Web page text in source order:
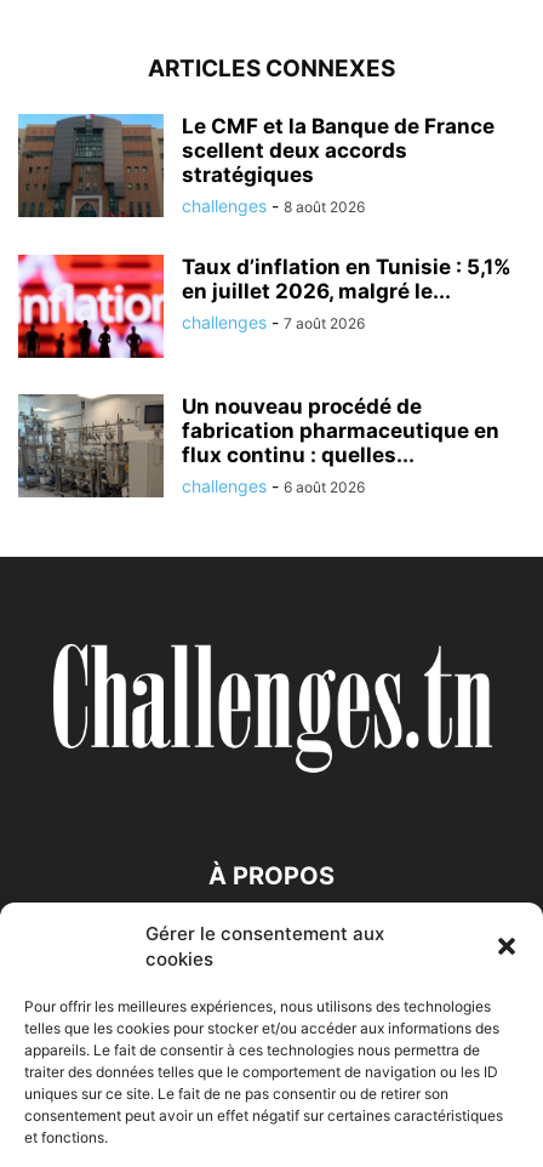
Gérer le consentement aux
cookies
Pour offrir les meilleures expériences, nous utilisons des technologies
telles que les cookies pour stocker et/ou accéder aux informations des
appareils. Le fait de consentir à ces technologies nous permettra de
traiter des données telles que le comportement de navigation ou les ID
uniques sur ce site. Le fait de ne pas consentir ou de retirer son
consentement peut avoir un effet négatif sur certaines caractéristiques
et fonctions.
ARTICLES CONNEXES
Le CMF et la Banque de France
scellent deux accords
stratégiques
challenges - 8 août 2026
Taux d’inflation en Tunisie : 5,1%
en juillet 2026, malgré le...
challenges - 7 août 2026
Un nouveau procédé de
fabrication pharmaceutique en
flux continu : quelles...
challenges - 6 août 2026
À PROPOS
SUIVEZ NOUS
Accueil Economie Entreprises Entrepreneur Afrique